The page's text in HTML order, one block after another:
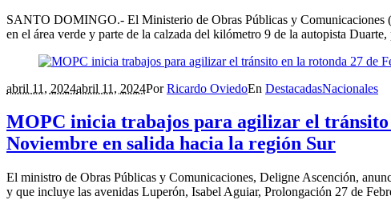
SANTO DOMINGO.- El Ministerio de Obras Públicas y Comunicaciones
en el área verde y parte de la calzada del kilómetro 9 de la autopista
abril 11, 2024abril 11, 2024PorRicardo OviedoEn DestacadasNacionales
MOPC inicia trabajos para agilizar el tránsito
Noviembre en salida hacia la región Sur
El ministro de Obras Públicas y Comunicaciones, Deligne Ascención,
y que incluye las avenidas Luperón, Isabel Aguiar, Prolongación 27 de